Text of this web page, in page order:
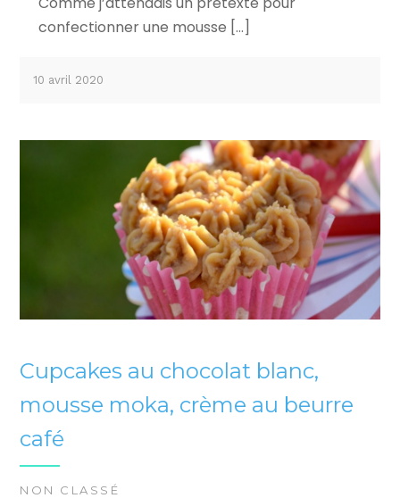
confectionner une mousse […]
10 avril 2020
Cupcakes au chocolat blanc,
mousse moka, crème au beurre
café
NON CLASSÉ